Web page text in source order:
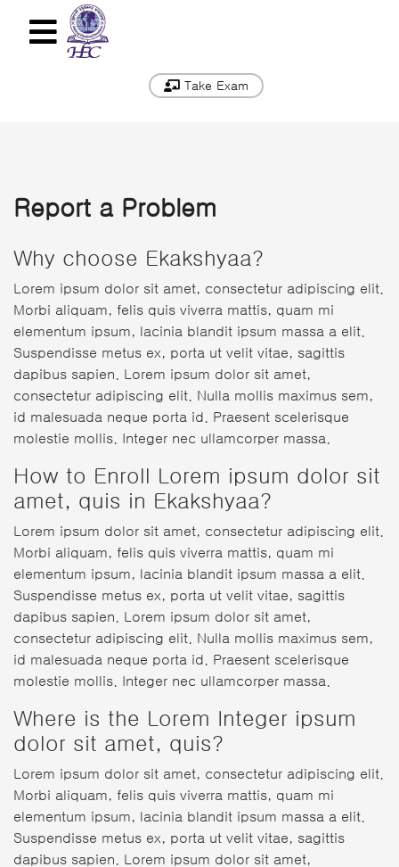
Take Exam
Report a Problem
Why choose Ekakshyaa?
Lorem ipsum dolor sit amet, consectetur adipiscing elit.
Morbi aliquam, felis quis viverra mattis, quam mi
elementum ipsum, lacinia blandit ipsum massa a elit.
Suspendisse metus ex, porta ut velit vitae, sagittis
dapibus sapien. Lorem ipsum dolor sit amet,
consectetur adipiscing elit. Nulla mollis maximus sem,
id malesuada neque porta id. Praesent scelerisque
molestie mollis. Integer nec ullamcorper massa.
How to Enroll Lorem ipsum dolor sit
amet, quis in Ekakshyaa?
Lorem ipsum dolor sit amet, consectetur adipiscing elit.
Morbi aliquam, felis quis viverra mattis, quam mi
elementum ipsum, lacinia blandit ipsum massa a elit.
Suspendisse metus ex, porta ut velit vitae, sagittis
dapibus sapien. Lorem ipsum dolor sit amet,
consectetur adipiscing elit. Nulla mollis maximus sem,
id malesuada neque porta id. Praesent scelerisque
molestie mollis. Integer nec ullamcorper massa.
Where is the Lorem Integer ipsum
dolor sit amet, quis?
Lorem ipsum dolor sit amet, consectetur adipiscing elit.
Morbi aliquam, felis quis viverra mattis, quam mi
elementum ipsum, lacinia blandit ipsum massa a elit.
Suspendisse metus ex, porta ut velit vitae, sagittis
dapibus sapien. Lorem ipsum dolor sit amet,